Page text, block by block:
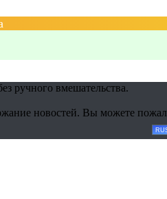
ручного вмешательства.
новостей. Вы можете